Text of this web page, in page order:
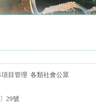
目管理 各類社會公眾
29號